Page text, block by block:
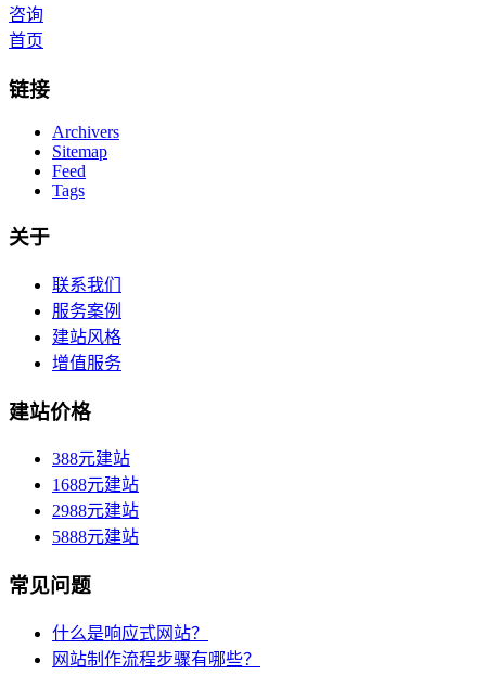
咨询
首页
链接
Archivers
Sitemap
Feed
Tags
关于
联系我们
服务案例
建站风格
增值服务
建站价格
388元建站
1688元建站
2988元建站
5888元建站
常见问题
什么是响应式网站？
网站制作流程步骤有哪些？